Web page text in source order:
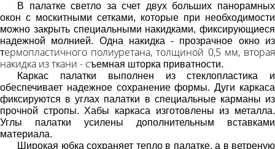
В палатке светло за счет двух больших панорамных
окон с москитными сетками, которые при необходимости
можно закрыть специальными накидками, фиксирующиеся
надежной молнией. Одна накидка - прозрачное окно из
термопластичного полиуретана, толщиной 0,5 мм, вторая
накидка из ткани - съемная шторка приватности.
Каркас палатки выполнен из стеклопластика и
обеспечивает надежное сохранение формы. Дуги каркаса
фиксируются в углах палатки в специальные карманы из
прочной стропы. Хабы каркаса изготовлены из металла.
Углы палатки усилены дополнительным вставками
материала.
Широкая юбка сохраняет тепло в палатке, а в ветреную